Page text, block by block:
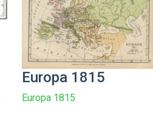
Europa 1815
Europa 1815